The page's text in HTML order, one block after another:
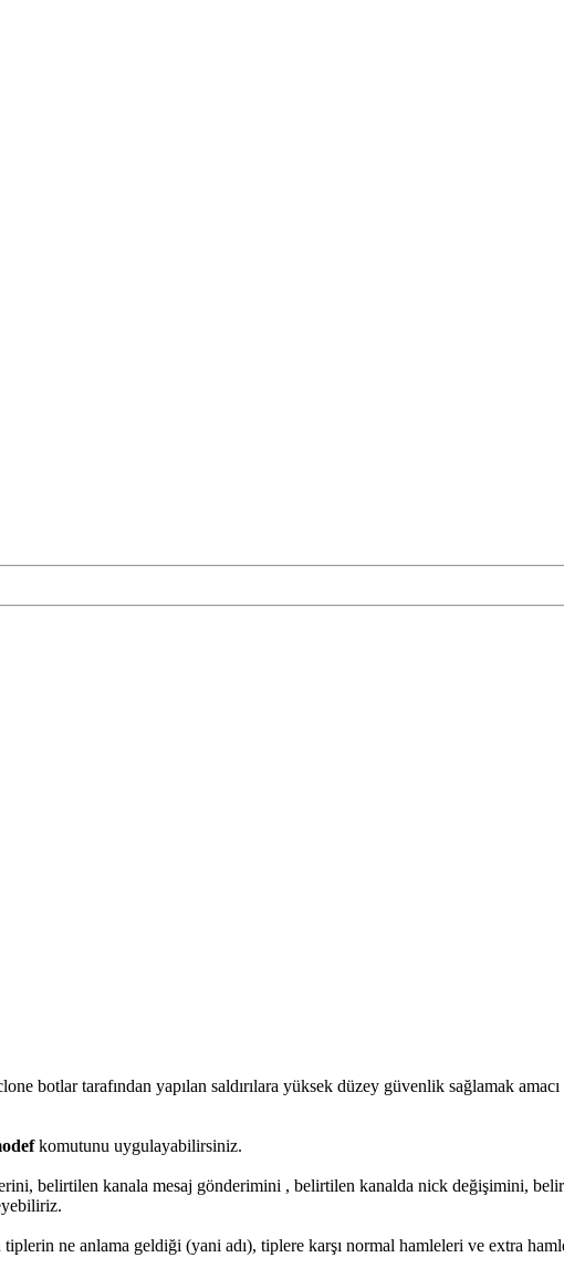
botlar tarafından yapılan saldırılara yüksek düzey güvenlik sağlamak
komutunu uygulayabilirsiniz.
belirtilen kanala mesaj gönderimini , belirtilen kanalda nick değişimini,
ne anlama geldiği (yani adı), tiplere karşı normal hamleleri ve extra